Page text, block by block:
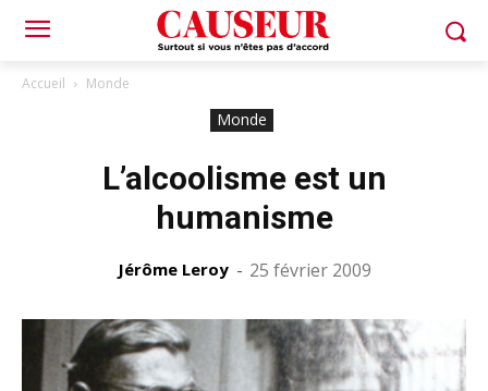
Accueil Monde
Monde
L’alcoolisme est un
humanisme
Jérôme Leroy - 25 février 2009